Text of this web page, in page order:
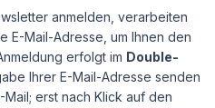
anmelden, verarbeiten
E-Mail-Adresse, um Ihnen den
erfolgt im Double-
Ihrer E-Mail-Adresse senden
erst nach Klick auf den